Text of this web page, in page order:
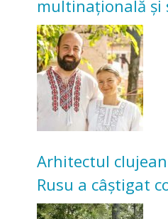
multinațională și
Acum cultivă
bunicilor
Arhitectul
Rusu a câștigat
transformarea